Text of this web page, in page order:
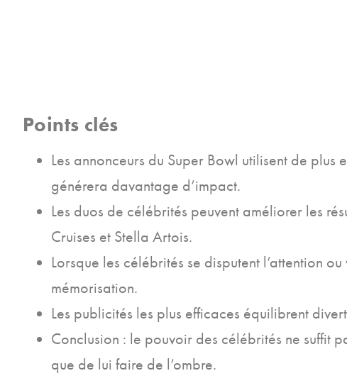
Points clés
Les annonceurs du Super Bowl utilisent de
générera davantage d’impact.
Les duos de célébrités peuvent améliorer les
Cruises et Stella Artois.
Lorsque les célébrités se disputent l’attention
mémorisation.
Les publicités les plus efficaces équilibrent
Conclusion : le pouvoir des célébrités ne suffit
que de lui faire de l’ombre.